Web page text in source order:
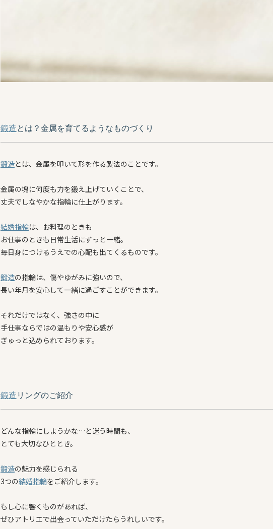
鍛造とは？金属を育てるようなものづくり
鍛造とは、金属を叩いて形を作る製法のことです。
金属の塊に何度も力を鍛え上げていくことで、
丈夫でしなやかな指輪に仕上がります。
結婚指輪は、お料理のときも
お仕事のときも日常生活にずっと一緒。
毎日身につけるうえでの心配も出てくるものです。
鍛造の指輪は、傷やゆがみに強いので、
長い年月を安心して一緒に過ごすことができます。
それだけではなく、強さの中に
手仕事ならではの温もりや安心感が
ぎゅっと込められております。
鍛造 リングのご紹介
どんな指輪にしようかな…と迷う時間も、
とても大切なひととき。
鍛造の魅力を感じられる
3つの結婚指輪をご紹介します。
もし心に響くものがあれば、
ぜひアトリエで出会っていただけたらうれしいです。